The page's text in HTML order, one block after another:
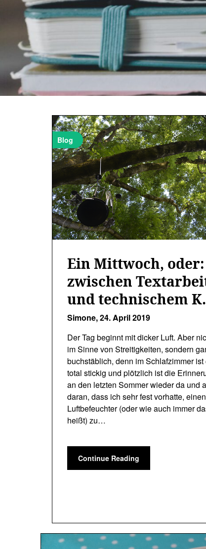
Blog
Ein Mittwoch, oder:
zwischen
und technischem
Simone,24. April 2019
Der Tag beginnt mit dicker Luft. Aber
im Sinne von Streitigkeiten, sondern
buchstäblich, denn im Schlafzimmer ist
total stickig und plötzlich ist die
an den letzten Sommer wieder da und
daran, dass ich sehr fest vorhatte, einen
Luftbefeuchter (oder wie auch immer
heißt) zu…
Continue Reading